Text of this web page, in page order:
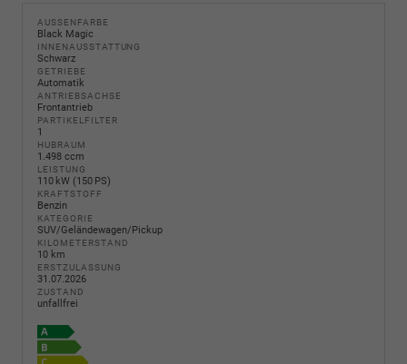
AUSSENFARBE
Black Magic
INNENAUSSTATTUNG
Schwarz
GETRIEBE
Automatik
ANTRIEBSACHSE
Frontantrieb
PARTIKELFILTER
1
HUBRAUM
1.498 ccm
LEISTUNG
110 kW (150 PS)
KRAFTSTOFF
Benzin
KATEGORIE
SUV/Geländewagen/Pickup
KILOMETERSTAND
10 km
ERSTZULASSUNG
31.07.2026
ZUSTAND
unfallfrei